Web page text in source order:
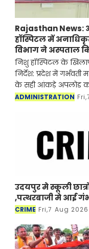
Rajasthan News:
हॉस्पिटल में
विभाग ने अस्पताल
निशु हॉस्पिटल के
निर्देश: प्रदेश में
के सही आंकड़े अपलोड
ADMINISTRATION
उदयपुर मे स्कूली
,पत्थरबाजी मे आई
CRIME Fri,7 Aug 2026